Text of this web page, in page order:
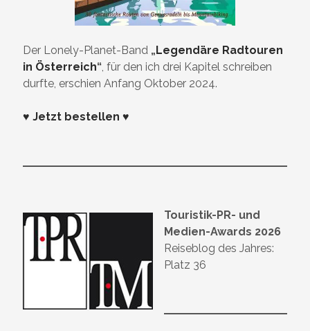
Der Lonely-Planet-Band „ Legendäre Radtouren
in Österreich“, für den ich drei Kapitel schreiben
durfte, erschien Anfang Oktober 2024.
♥ Jetzt bestellen ♥
Touristik-PR- und
Medien-Awards 2026
Reiseblog des Jahres:
Platz 36